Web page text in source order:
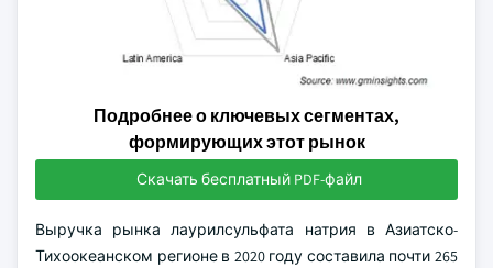
Подробнее о ключевых сегментах,
формирующих этот рынок
Скачать бесплатный PDF-файл
Выручка рынка лаурилсульфата натрия в Азиатско-
Тихоокеанском регионе в 2020 году составила почти 265